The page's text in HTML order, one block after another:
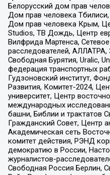
Белорусский дом прав
Дом прав человека
Дом прав человека Крым,
Studios, ТВ Дождь, Центр
Вилфрида Мартенса,
расследователей,
Свободная Бурятия, Uralic,
федерация транспортных
Гудзоновский институт,
Развития, Комитет-2024,
университет, Центр
международных
башни, Библии и трактатов
Гражданский Совет, Центр
Академическая сеть
комитет действия, РЭНД
демократию в России,
журналистов-
Свободная Россия Берлин,